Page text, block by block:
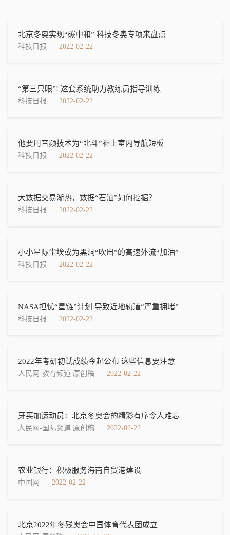
北京冬奥实现“碳中和” 科技冬奥专项来盘点
科技日报 2022-02-22
“第三只眼”! 这套系统助力教练员指导训练
科技日报 2022-02-22
他要用音频技术为“北斗”补上室内导航短板
科技日报 2022-02-22
大数据交易渐热，数据“石油”如何挖掘？
科技日报 2022-02-22
小小星际尘埃或为黑洞“吹出”的高速外流“加油”
科技日报 2022-02-22
NASA担忧“星链”计划 导致近地轨道“严重拥堵”
科技日报 2022-02-22
2022年考研初试成绩今起公布 这些信息要注意
人民网-教育频道 原创稿 2022-02-22
牙买加运动员：北京冬奥会的精彩有序令人难忘
人民网-国际频道 原创稿 2022-02-22
农业银行：积极服务海南自贸港建设
中国网 2022-02-22
北京2022年冬残奥会中国体育代表团成立